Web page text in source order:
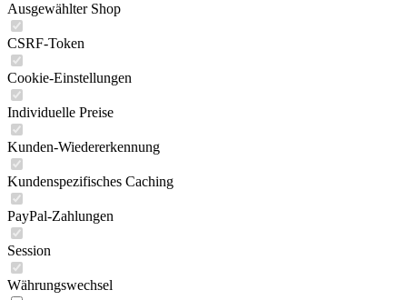
Ausgewählter Shop
CSRF-Token
Cookie-Einstellungen
Individuelle Preise
Kunden-Wiedererkennung
Kundenspezifisches Caching
PayPal-Zahlungen
Session
Währungswechsel